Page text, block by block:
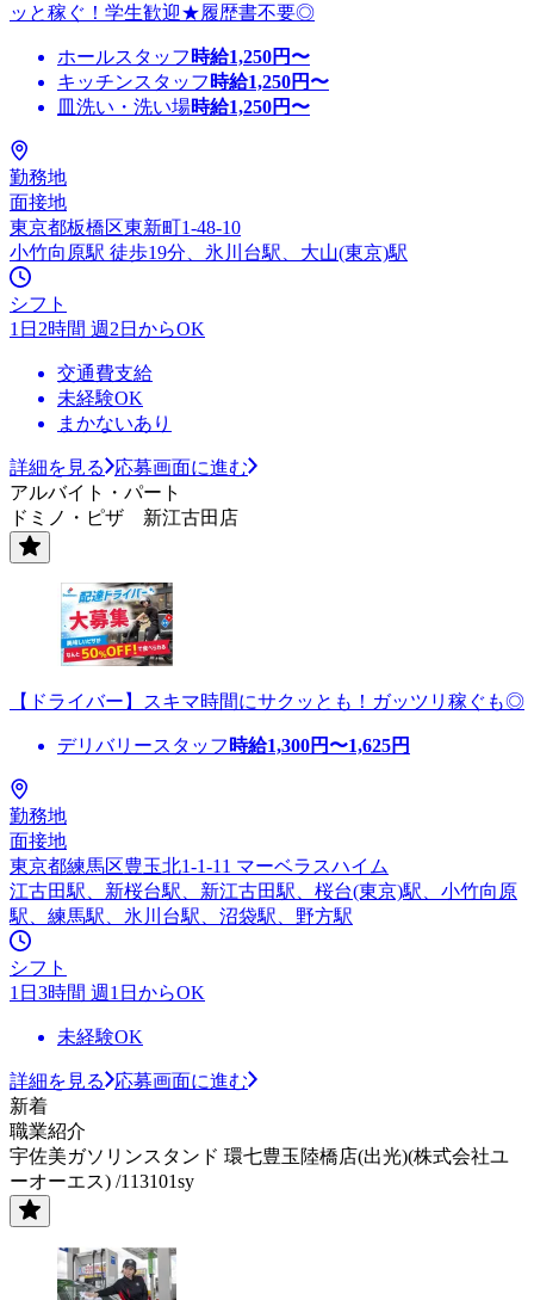
ッと稼ぐ！学生歓迎★履歴書不要◎
ホールスタッフ 時給1,250円〜
キッチンスタッフ 時給1,250円〜
皿洗い・洗い場時給1,250円〜
勤務地
面接地
東京都板橋区東新町1-48-10
小竹向原駅 徒歩19分、氷川台駅、大山(東京)駅
シフト
1日2時間 週2日からOK
交通費支給
未経験OK
まかないあり
詳細を見る
応募画面に進む
アルバイト・パート
ドミノ・ピザ 新江古田店
【ドライバー】スキマ時間にサクッとも！ガッツリ稼ぐも◎
デリバリースタッフ 時給1,300円〜1,625円
勤務地
面接地
東京都練馬区豊玉北1-1-11 マーベラスハイム
江古田駅、新桜台駅、新江古田駅、桜台(東京)駅、小竹向原
駅、練馬駅、氷川台駅、沼袋駅、野方駅
シフト
1日3時間 週1日からOK
未経験OK
詳細を見る
応募画面に進む
新着
職業紹介
宇佐美ガソリンスタンド 環七豊玉陸橋店(出光)(株式会社ユ
ーオーエス) /113101sy